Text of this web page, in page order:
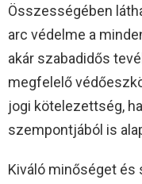
Összességében
arc védelme a
akár szabadidős
megfelelő
jogi kötelezettség,
szempontjából is
Kiváló minőséget és